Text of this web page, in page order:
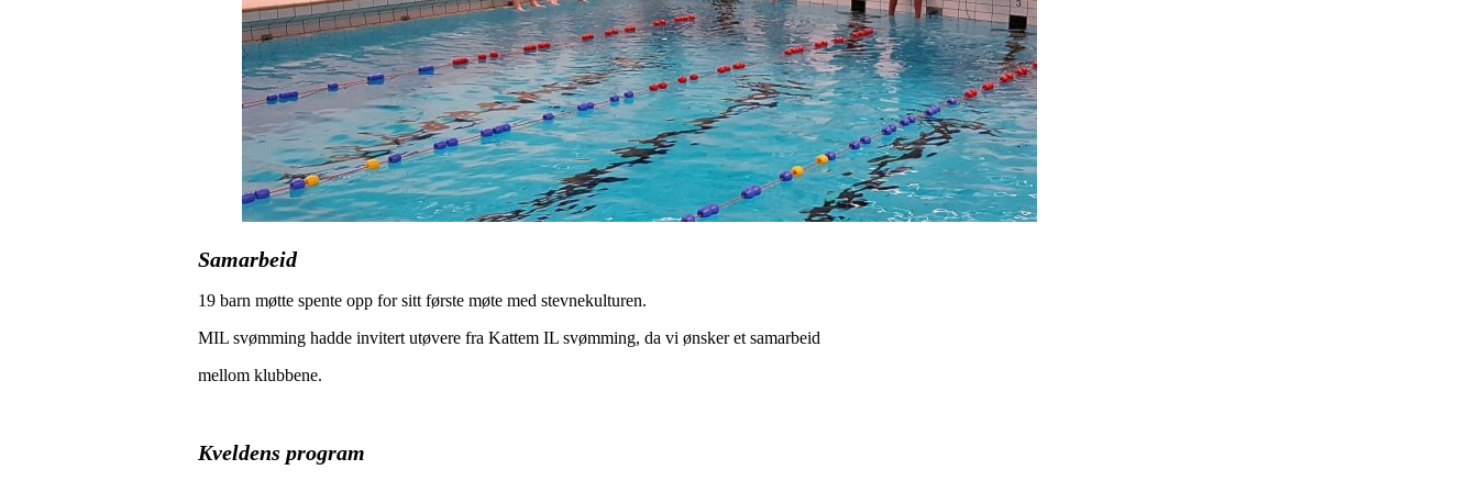
Samarbeid
19 barn møtte spente opp for sitt første møte med stevnekulturen.
MIL svømming hadde invitert utøvere fra Kattem IL svømming, da vi ønsker et samarbeid
mellom klubbene.
Kveldens program